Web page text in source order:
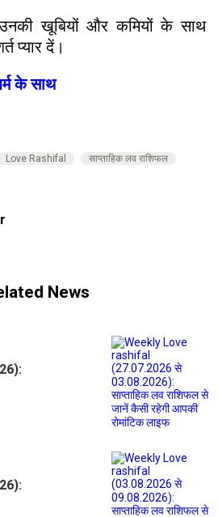
उनकी खूबियों और कमियों के साथ
प्यार दें।
के साथ
Love Rashifal
साप्ताहिक लव राशिफल
News